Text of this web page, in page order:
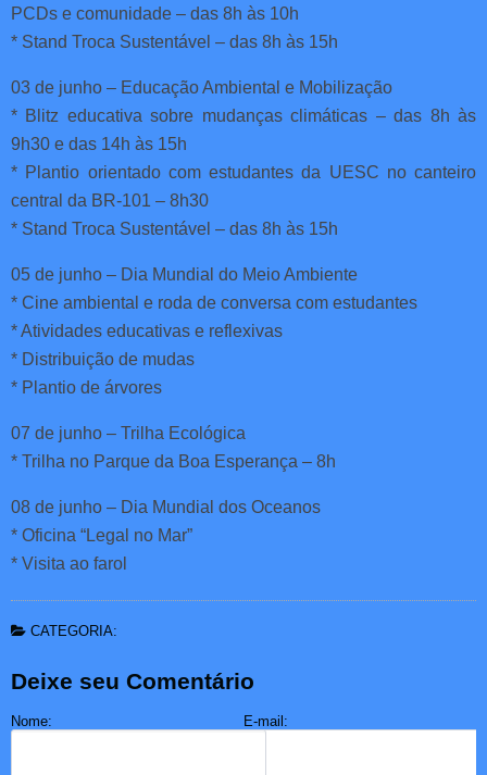
PCDs e comunidade – das 8h às 10h
* Stand Troca Sustentável – das 8h às 15h
03 de junho – Educação Ambiental e Mobilização
* Blitz educativa sobre mudanças climáticas – das 8h às
9h30 e das 14h às 15h
* Plantio orientado com estudantes da UESC no canteiro
central da BR-101 – 8h30
* Stand Troca Sustentável – das 8h às 15h
05 de junho – Dia Mundial do Meio Ambiente
* Cine ambiental e roda de conversa com estudantes
* Atividades educativas e reflexivas
* Distribuição de mudas
* Plantio de árvores
07 de junho – Trilha Ecológica
* Trilha no Parque da Boa Esperança – 8h
08 de junho – Dia Mundial dos Oceanos
* Oficina “Legal no Mar”
* Visita ao farol
CATEGORIA:
Deixe seu Comentário
Nome: E-mail: